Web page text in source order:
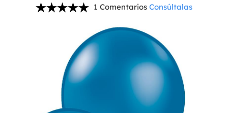
1 Comentarios Consúltalas